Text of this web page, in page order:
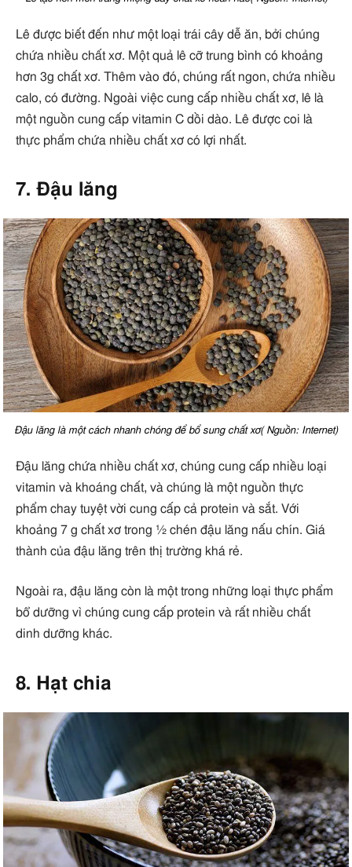
Lê được biết đến như một loại trái cây dễ ăn, bởi chúng
chứa nhiều chất xơ. Một quả lê cỡ trung bình có khoảng
hơn 3g chất xơ. Thêm vào đó, chúng rất ngon, chứa nhiều
calo, có đường. Ngoài việc cung cấp nhiều chất xơ, lê là
một nguồn cung cấp vitamin C dồi dào. Lê được coi là
thực phẩm chứa nhiều chất xơ có lợi nhất.
7. Đậu lăng
Đậu lăng là một cách nhanh chóng để bổ sung chất xơ( Nguồn: Internet)
Đậu lăng chứa nhiều chất xơ, chúng cung cấp nhiều loại
vitamin và khoáng chất, và chúng là một nguồn thực
phẩm chay tuyệt vời cung cấp cả protein và sắt. Với
khoảng 7 g chất xơ trong ½ chén đậu lăng nấu chín. Giá
thành của đậu lăng trên thị trường khá rẻ.
Ngoài ra, đậu lăng còn là một trong những loại thực phẩm
bổ dưỡng vì chúng cung cấp protein và rất nhiều chất
dinh dưỡng khác.
8. Hạt chia